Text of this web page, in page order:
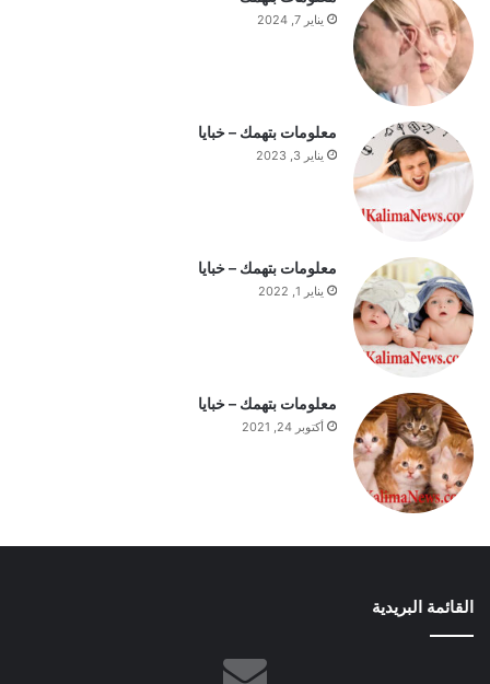
ه
ي
م
ي
و
م
يناير 7, 2024
معلومات بتهمك – خبايا
يناير 3, 2023
معلومات بتهمك – خبايا
يناير 1, 2022
معلومات بتهمك – خبايا
أكتوبر 24, 2021
القائمة البريدية